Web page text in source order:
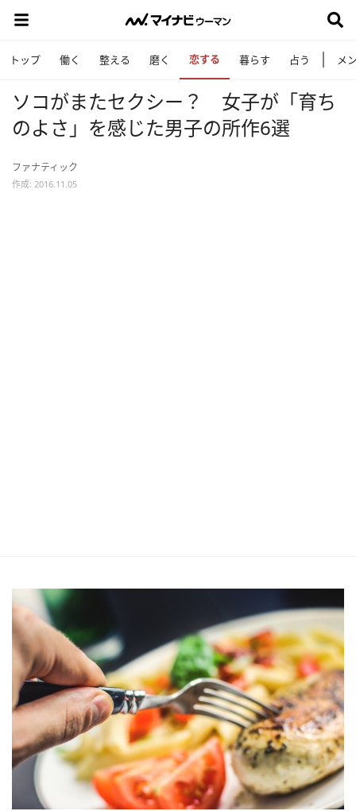
トップ 働く 整える 磨く 恋する 暮らす 占う メ
ソコがまたセクシー？ 女子が「育ち
のよさ」を感じた男子の所作6選
ファナティック
作成: 2016.11.05